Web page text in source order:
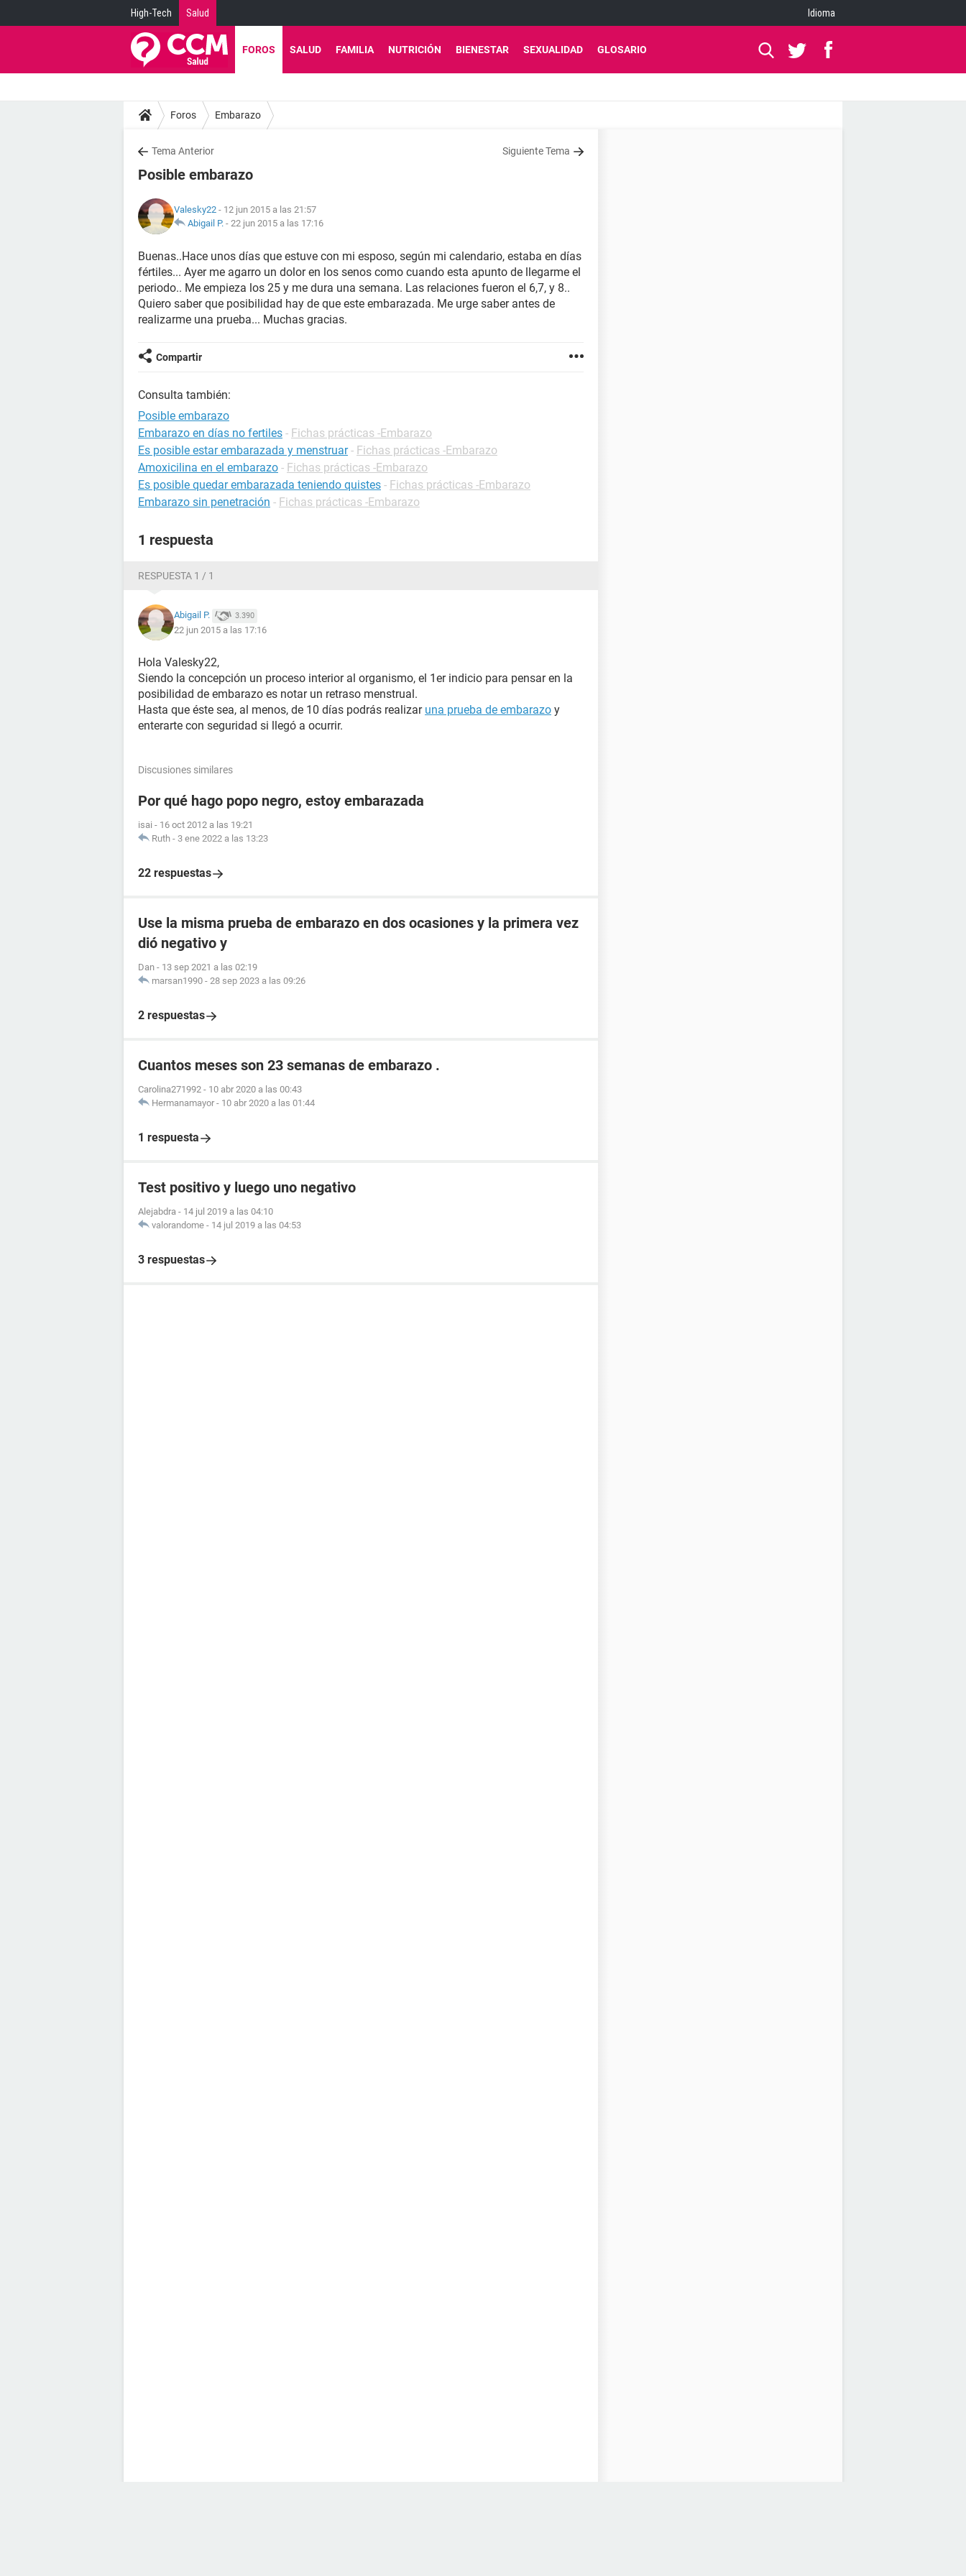
High-Tech Salud Idioma
FOROS SALUD FAMILIA NUTRICIÓN BIENESTAR SEXUALIDAD GLOSARIO
Foros Embarazo
Tema Anterior Siguiente Tema
Posible embarazo
Valesky22 - 12 jun 2015 a las 21:57
Abigail P. - 22 jun 2015 a las 17:16
Buenas..Hace unos días que estuve con mi esposo, según mi calendario, estaba en días
fértiles... Ayer me agarro un dolor en los senos como cuando esta apunto de llegarme el
periodo.. Me empieza los 25 y me dura una semana. Las relaciones fueron el 6,7, y 8..
Quiero saber que posibilidad hay de que este embarazada. Me urge saber antes de
realizarme una prueba... Muchas gracias.
Compartir
Consulta también:
Posible embarazo
Embarazo en días no fertiles - Fichas prácticas -Embarazo
Es posible estar embarazada y menstruar - Fichas prácticas -Embarazo
Amoxicilina en el embarazo - Fichas prácticas -Embarazo
Es posible quedar embarazada teniendo quistes - Fichas prácticas -Embarazo
Embarazo sin penetración - Fichas prácticas -Embarazo
1 respuesta
RESPUESTA 1 / 1
Abigail P. 3.390
22 jun 2015 a las 17:16
Hola Valesky22,
Siendo la concepción un proceso interior al organismo, el 1er indicio para pensar en la
posibilidad de embarazo es notar un retraso menstrual.
Hasta que éste sea, al menos, de 10 días podrás realizar una prueba de embarazo y
enterarte con seguridad si llegó a ocurrir.
Discusiones similares
Por qué hago popo negro, estoy embarazada
isai - 16 oct 2012 a las 19:21
Ruth - 3 ene 2022 a las 13:23
22 respuestas
Use la misma prueba de embarazo en dos ocasiones y la primera vez
dió negativo y
Dan - 13 sep 2021 a las 02:19
marsan1990 - 28 sep 2023 a las 09:26
2 respuestas
Cuantos meses son 23 semanas de embarazo .
Carolina271992 - 10 abr 2020 a las 00:43
Hermanamayor - 10 abr 2020 a las 01:44
1 respuesta
Test positivo y luego uno negativo
Alejabdra - 14 jul 2019 a las 04:10
valorandome - 14 jul 2019 a las 04:53
3 respuestas